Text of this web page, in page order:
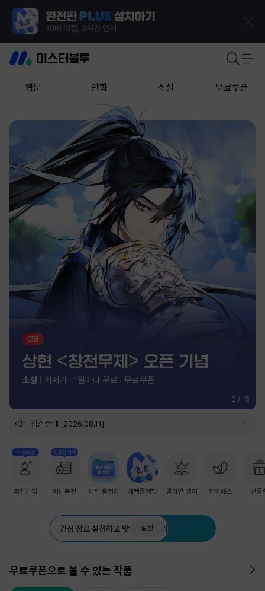
웹툰 만화 소설 무료쿠폰
2 / 15
점검 안내 [2026.08.11]
+1,000원
회원가입
첫충전 혜택
머니충전 혜택 총정리 혜택몰빵💘 밀리언 셀러 점핑패스 선물
관심 장르 설정하고 맞춤 추천 받기
설정
무료쿠폰으로 볼 수 있는 작품